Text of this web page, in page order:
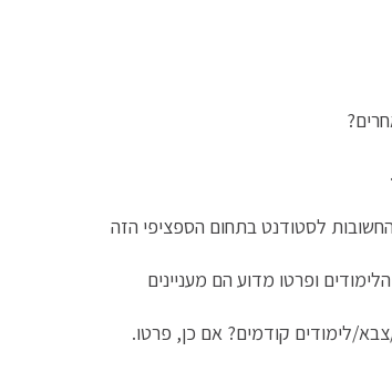
לסטודנט בתחום הספציפי הזה
ופרטו מדוע הם מעניינים
לימודים קודמים? אם כן, פרטו.